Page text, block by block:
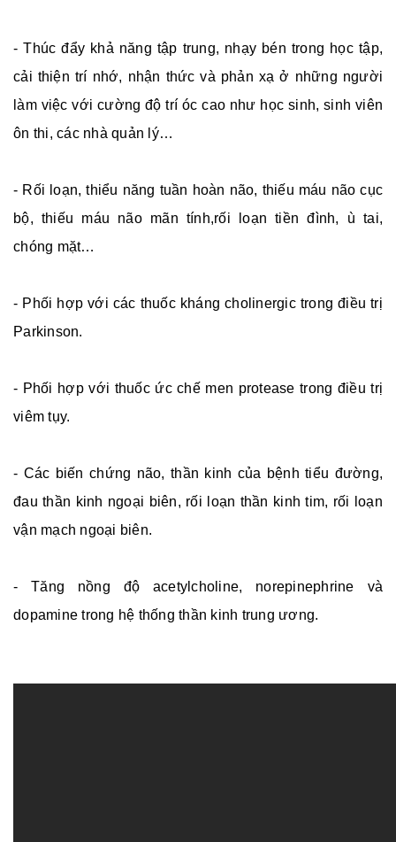
- Thúc đẩy khả năng tập trung, nhạy bén trong học tập,
cải thiện trí nhớ, nhận thức và phản xạ ở những người
làm việc với cường độ trí óc cao như học sinh, sinh viên
ôn thi, các nhà quản lý…
- Rối loạn, thiểu năng tuần hoàn não, thiếu máu não cục
bộ, thiếu máu não mãn tính,rối loạn tiền đình, ù tai,
chóng mặt…
- Phối hợp với các thuốc kháng cholinergic trong điều trị
Parkinson.
- Phối hợp với thuốc ức chế men protease trong điều trị
viêm tụy.
- Các biến chứng não, thần kinh của bệnh tiểu đường,
đau thần kinh ngoại biên, rối loạn thần kinh tim, rối loạn
vận mạch ngoại biên.
- Tăng nồng độ acetylcholine, norepinephrine và
dopamine trong hệ thống thần kinh trung ương.